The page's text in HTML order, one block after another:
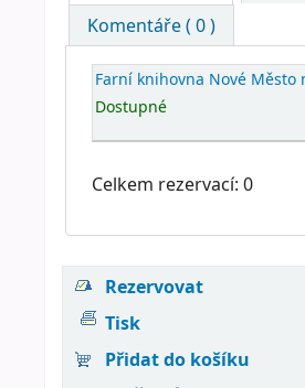
Komentáře ( 0 )
Farní knihovna Nové Město
Dostupné
Celkem rezervací: 0
Rezervovat
Tisk
Přidat do košíku